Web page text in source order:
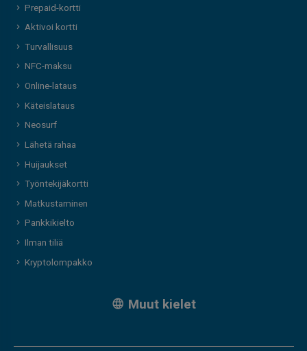
Prepaid-kortti
Aktivoi kortti
Turvallisuus
NFC-maksu
Online-lataus
Käteislataus
Neosurf
Lähetä rahaa
Huijaukset
Työntekijäkortti
Matkustaminen
Pankkikielto
Ilman tiliä
Kryptolompakko
Muut kielet